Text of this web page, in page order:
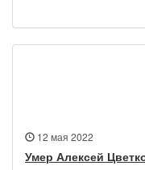
12 мая 2022
Умер Алексей